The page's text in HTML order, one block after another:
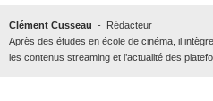
Clément Cusseau -
Rédacteur
Après des études en école de cinéma, il
les contenus streaming et l’actualité des